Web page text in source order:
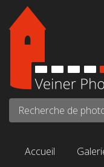
Aller au contenu
Accueil